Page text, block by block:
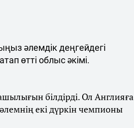
әлемдік деңгейдегі
өтті облыс әкімі.
білдірді. Ол Англияға
екі дүркін чемпионы